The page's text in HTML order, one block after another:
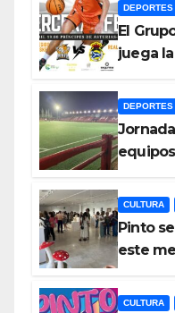
DEPORTES
El
juega
Asturias
DEPORTES
Pinto
CULTURA
Pinto
este
CULTURA